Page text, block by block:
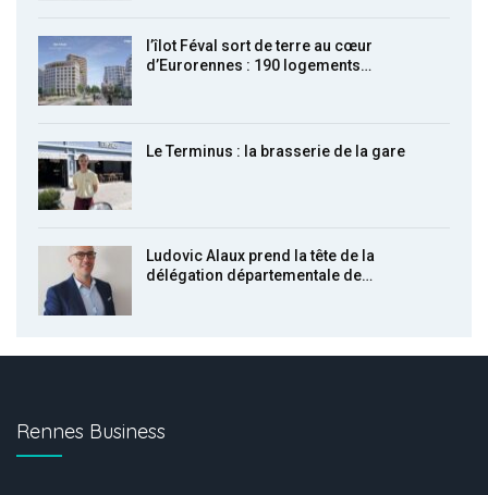
l’îlot Féval sort de terre au cœur
d’Eurorennes : 190 logements…
Le Terminus : la brasserie de la gare
Ludovic Alaux prend la tête de la
délégation départementale de…
Rennes Business